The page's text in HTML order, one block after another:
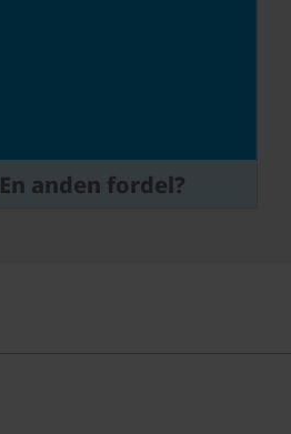
En anden fordel?